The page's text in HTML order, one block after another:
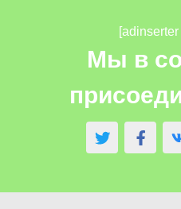
АВТОРСКИЕ
СКАЗКИ
СКАЗКИ ПО
СКАЗКИ ПО
Мы в